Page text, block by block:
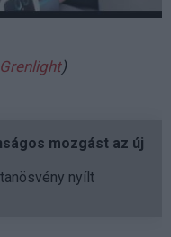
)
mozgást az új
nyílt